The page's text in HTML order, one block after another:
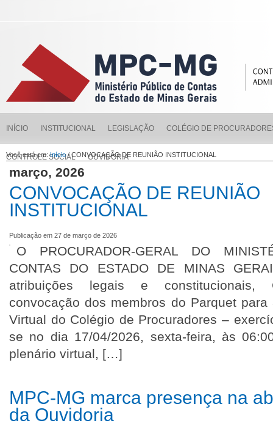
INÍCIO INSTITUCIONAL LEGISLAÇÃO COLÉGIO DE
CONTROLE SOCIAL OUVIDORIA
Você está em:Início/ CONVOCAÇÃO DE REUNIÃO INSTITUCIONAL
março, 2026
CONVOCAÇÃO DE REUNIÃO
INSTITUCIONAL
Publicação em 27 de março de 2026
O PROCURADOR-GERAL DO
CONTAS DO ESTADO DE MINAS
atribuições legais e constitucionais,
convocação dos membros do Parquet para
Virtual do Colégio de Procuradores –
se no dia 17/04/2026, sexta-feira, às
plenário virtual, […]
MPC-MG marca presença na
da Ouvidoria